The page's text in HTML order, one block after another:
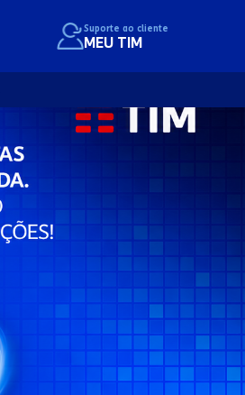
Suporte ao cliente
MEU TIM